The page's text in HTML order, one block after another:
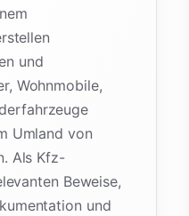
und
Wohnmobile,
Umland von
Als Kfz-
Beweise,
und